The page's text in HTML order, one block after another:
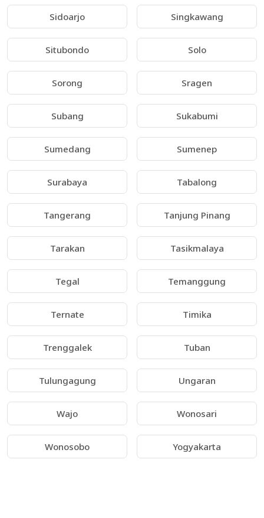
Sidoarjo Singkawang
Situbondo Solo
Sorong Sragen
Subang Sukabumi
Sumedang Sumenep
Surabaya Tabalong
Tangerang Tanjung Pinang
Tarakan Tasikmalaya
Tegal Temanggung
Ternate Timika
Trenggalek Tuban
Tulungagung Ungaran
Wajo Wonosari
Wonosobo Yogyakarta